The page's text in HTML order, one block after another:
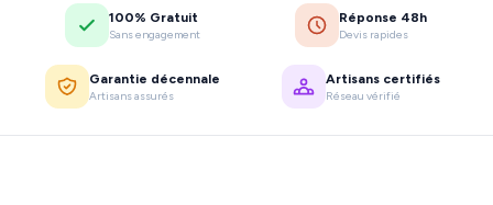
100% Gratuit
Sans engagement
Réponse 48h
Devis rapides
Garantie décennale
Artisans assurés
Artisans certifiés
Réseau vérifié